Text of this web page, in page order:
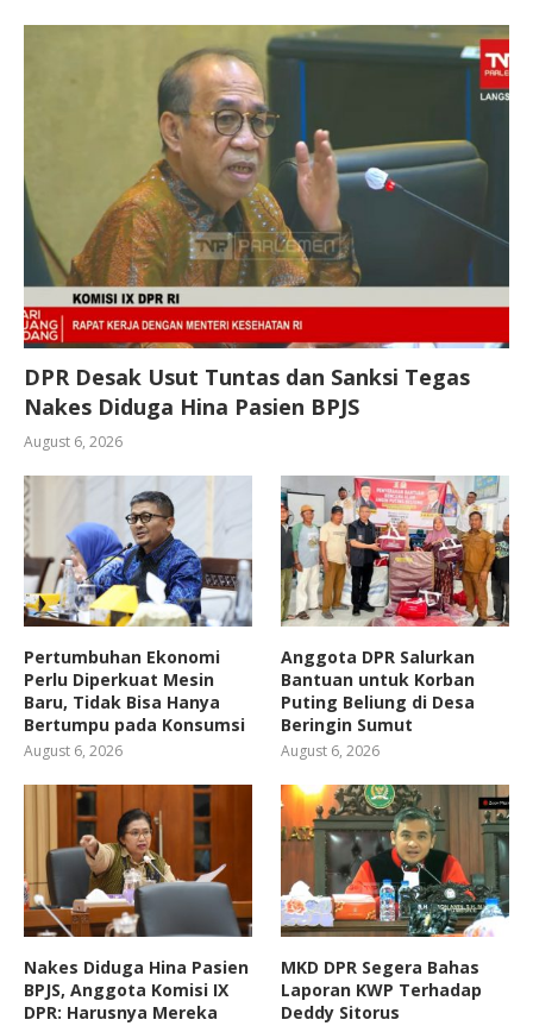
DPR Desak Usut Tuntas dan Sanksi Tegas
Nakes Diduga Hina Pasien BPJS
August 6, 2026
Pertumbuhan Ekonomi
Perlu Diperkuat Mesin
Baru, Tidak Bisa Hanya
Bertumpu pada Konsumsi
August 6, 2026
Anggota DPR Salurkan
Bantuan untuk Korban
Puting Beliung di Desa
Beringin Sumut
August 6, 2026
Nakes Diduga Hina Pasien
BPJS, Anggota Komisi IX
DPR: Harusnya Mereka
MKD DPR Segera Bahas
Laporan KWP Terhadap
Deddy Sitorus